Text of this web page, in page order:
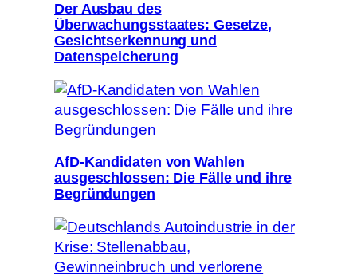
Der Ausbau des
Überwachungsstaates: Gesetze,
Gesichtserkennung und
Datenspeicherung
AfD-Kandidaten von Wahlen
ausgeschlossen: Die Fälle und ihre
Begründungen